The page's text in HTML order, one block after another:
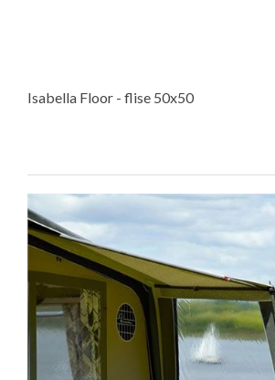
Isabella Floor - flise 50x50